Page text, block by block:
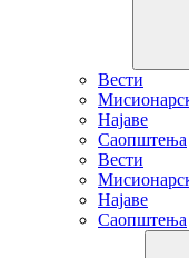
Вести
Најаве
Саопштења
Вести
Најаве
Саопштења